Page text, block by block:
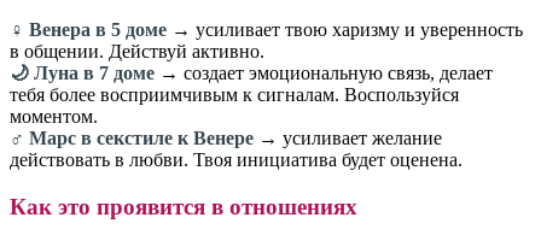
♀️ Венера в 5 доме → усиливает твою харизму и уверенность
в общении. Действуй активно.
🌙 Луна в 7 доме → создает эмоциональную связь, делает
тебя более восприимчивым к сигналам. Воспользуйся
моментом.
♂️ Марс в секстиле к Венере → усиливает желание
действовать в любви. Твоя инициатива будет оценена.
Как это проявится в отношениях